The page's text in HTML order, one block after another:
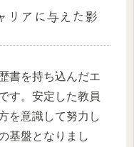
リアに与えた影
書を持ち込んだエ
す。安定した教員
を意識して努力し
基盤となりまし